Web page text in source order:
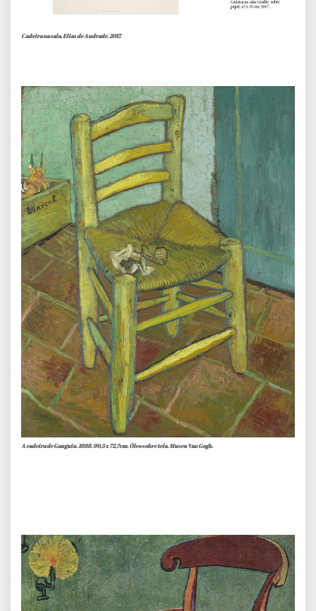
Cadeira na sala. Elias de Andrade. 2017.
A cadeira de Gauguin. 1888. 90,5 x 72,7cm. Óleo sobre tela. Museu Van Gogh.